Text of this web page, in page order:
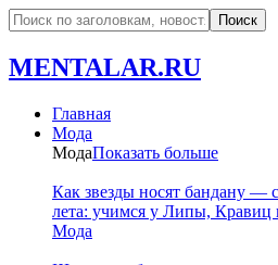
MENTALAR.RU
Главная
Мода
МодаПоказать больше
Как звезды носят бандану —
лета: учимся у Липы, Кравиц
Мода